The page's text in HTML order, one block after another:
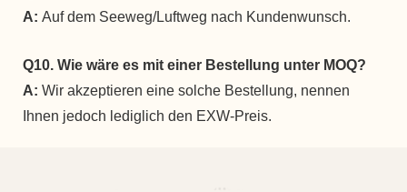
A: Auf dem Seeweg/Luftweg nach Kundenwunsch.
Q10. Wie wäre es mit einer Bestellung unter MOQ?
A: Wir akzeptieren eine solche Bestellung, nennen
Ihnen jedoch lediglich den EXW-Preis.